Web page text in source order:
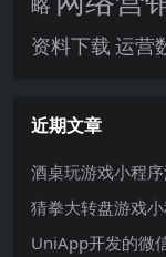
资料下载 运营
近期文章
酒桌玩游戏小程
猜拳大转盘游戏
UniApp开发的微